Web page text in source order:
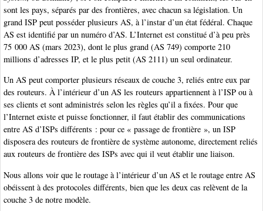
sont les pays, séparés par des frontières, avec chacun sa législation. Un
grand ISP peut posséder plusieurs AS, à l’instar d’un état fédéral. Chaque
AS est identifié par un numéro d’AS. L’Internet est constitué d’à peu près
75 000 AS (mars 2023), dont le plus grand (AS 749) comporte 210
millions d’adresses IP, et le plus petit (AS 2111) un seul ordinateur.
Un AS peut comporter plusieurs réseaux de couche 3, reliés entre eux par
des routeurs. À l’intérieur d’un AS les routeurs appartiennent à l’ISP ou à
ses clients et sont administrés selon les règles qu’il a fixées. Pour que
l’Internet existe et puisse fonctionner, il faut établir des communications
entre AS d’ISPs différents : pour ce « passage de frontière », un ISP
disposera des routeurs de frontière de système autonome, directement reliés
aux routeurs de frontière des ISPs avec qui il veut établir une liaison.
Nous allons voir que le routage à l’intérieur d’un AS et le routage entre AS
obéissent à des protocoles différents, bien que les deux cas relèvent de la
couche 3 de notre modèle.